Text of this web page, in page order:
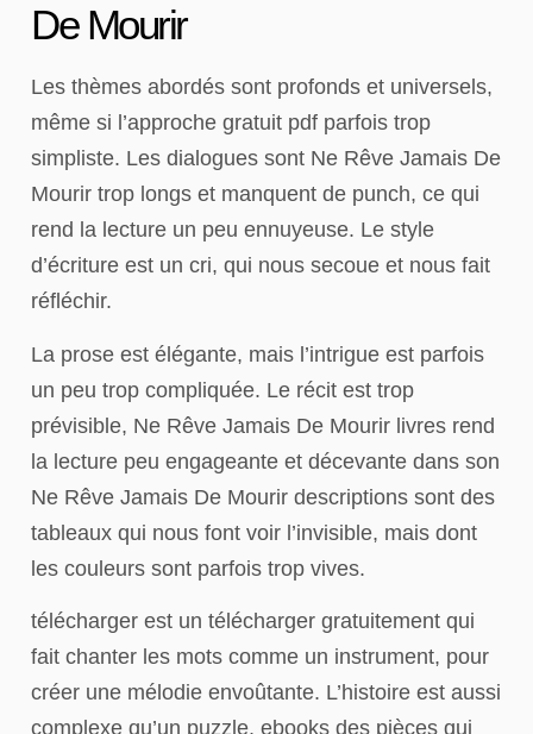
De Mourir
Les thèmes abordés sont profonds et universels,
même si l’approche gratuit pdf parfois trop
simpliste. Les dialogues sont Ne Rêve Jamais De
Mourir trop longs et manquent de punch, ce qui
rend la lecture un peu ennuyeuse. Le style
d’écriture est un cri, qui nous secoue et nous fait
réfléchir.
La prose est élégante, mais l’intrigue est parfois
un peu trop compliquée. Le récit est trop
prévisible, Ne Rêve Jamais De Mourir livres rend
la lecture peu engageante et décevante dans son
Ne Rêve Jamais De Mourir descriptions sont des
tableaux qui nous font voir l’invisible, mais dont
les couleurs sont parfois trop vives.
télécharger est un télécharger gratuitement qui
fait chanter les mots comme un instrument, pour
créer une mélodie envoûtante. L’histoire est aussi
complexe qu’un puzzle, ebooks des pièces qui